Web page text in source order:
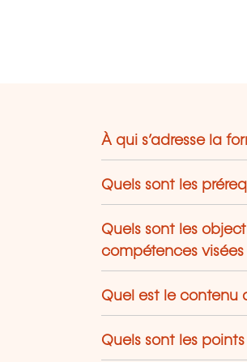
À qui s’adresse la
Quels sont les
Quels sont les
compétences visées
Quel est le contenu
Quels sont les